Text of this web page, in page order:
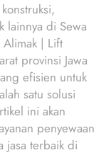
lainnya di Sewa
| Lift
provinsi Jawa
efisien untuk
satu solusi
ini akan
penyewaan
jasa terbaik di